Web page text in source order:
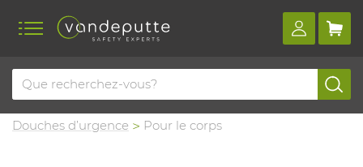
Home
Produits
Douches d’urgence et rinçage des yeux
Douches d’urgence
Pour le corps